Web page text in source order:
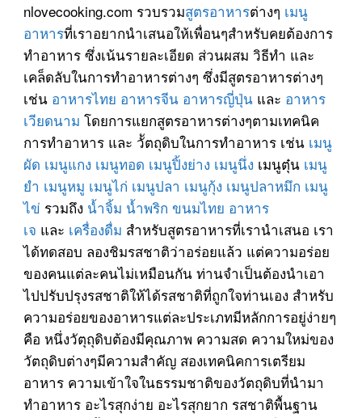
nlovecooking.com รวบรวมสูตรอาหารต่างๆ เมนู
อาหารที่เราอยากนำเสนอให้เพื่อนๆสำหรับคยต้องการ
ทำอาหาร ซึ่งเน้นรายละเอียด ส่วนผสม วิธีทำ และ
เคล็ดลับในการทำอาหารต่างๆ ซึ่งมีสูตรอาหารต่างๆ
เช่น อาหารไทย อาหารจีน อาหารญี่ปุ่นและ อาหาร
เวียดนาม โดยการแยกสูตรอาหารต่างๆตามเทคนิค
การทำอาหาร และ วััตถุดิบในการทำอาหาร เช่น เมนู
ผัด เมนูแกง เมนูทอด เมนูปิ้งย่าง เมนูนึ่ง เมนูตุ๋น เมนู
ยำ เมนูหมู เมนูไก่ เมนูปลา เมนูกุ้ง เมนูปลาหมึก เมนู
ไข่ รวมถึง น้ำจิ้ม น้ำพริก ขนมไทย อาหาร
เจ และ เครื่องดื่ม สำหรับสูตรอาหารที่เรานำเสนอ เรา
ได้ทดสอบ ลองชิมรสชาติว่าอร่อยแล้ว แต่ความอร่อย
ของคนแต่ละคนไม่เหมือนกัน ท่านจำเป็นต้องนำเอา
ไปปรับปรุงรสชาติให้ได้รสชาติที่ถูกใจท่านเอง สำหรับ
ความอร่อยของอาหารแต่ละประเภทมีหลักการอยู่ง่ายๆ
คือ หนึ่งวัตุถุดิบต้องมีคุณภาพ ความสด ความใหม่ของ
วัตถุดิบต่างๆมีความสำคัญ สองเทคนิคการเตรียม
อาหาร ความเข้าใจในธรรมชาติของวัตถุดิบที่นำมา
ทำอาหาร อะไรสุกง่าย อะไรสุกยาก รสชาติพื้นฐาน